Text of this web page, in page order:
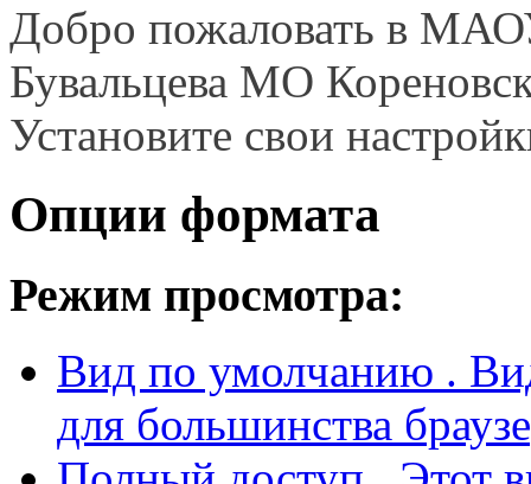
Добро пожаловать в
Бувальцева МО
Установите свои
Опции формата
Режим просмотра:
Вид по умолчанию .
для большинства